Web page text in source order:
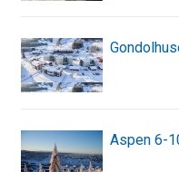
Aspen 6-